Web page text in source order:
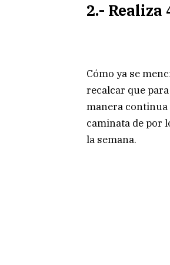
2.-
Cómo ya se
recalcar que
manera continua
caminata de por
la semana.